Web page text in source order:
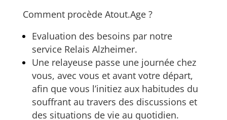
Comment procède Atout.Age ?
Evaluation des besoins par notre
service Relais Alzheimer.
Une relayeuse passe une journée chez
vous, avec vous et avant votre départ,
afin que vous l’initiez aux habitudes du
souffrant au travers des discussions et
des situations de vie au quotidien.